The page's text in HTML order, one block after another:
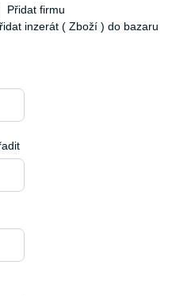
Přidat firmu
inzerát ( Zboží ) do bazaru